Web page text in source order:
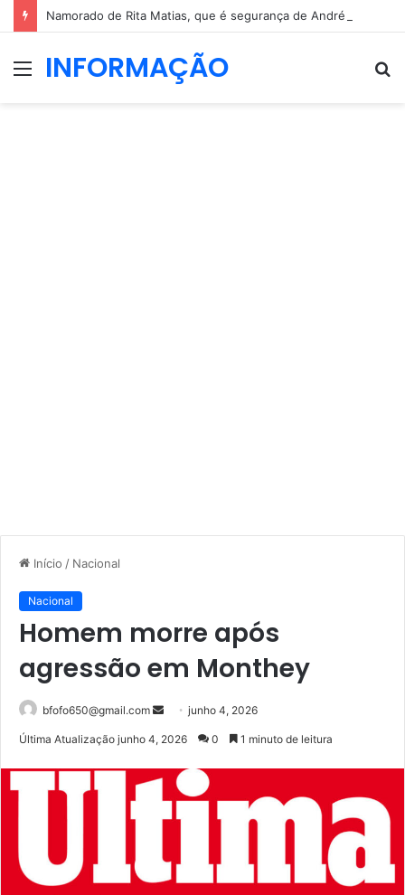
MenuINFORMAÇÃO
Início / Nacional
Nacional
Homem morre após
agressão em Monthey
bfofo650@gmail.com
Mande
mail
junho 4, 2026
Última Atualização junho 4, 2026 0 1 minuto de leitura